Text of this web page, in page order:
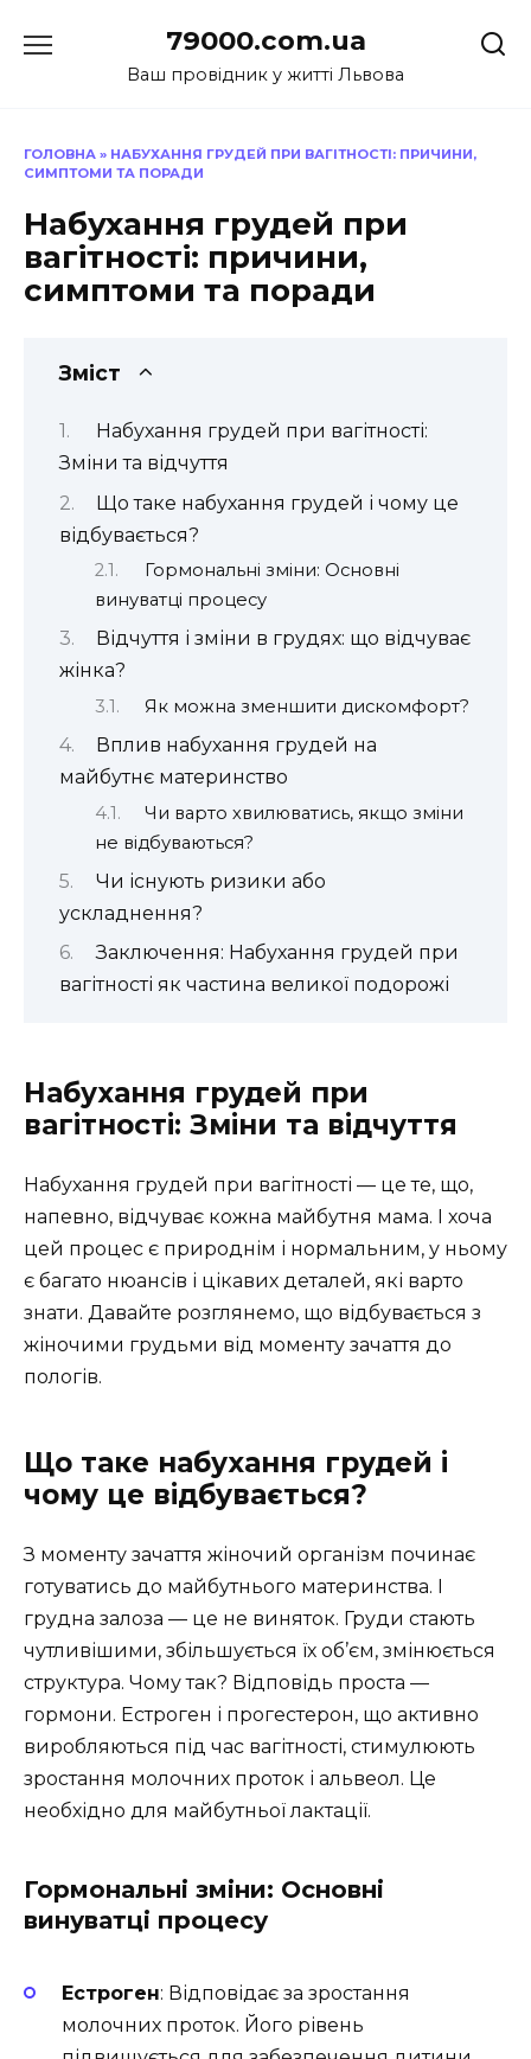
до
79000.com.ua
Ваш провідник у житті Львова
ГОЛОВНА » НАБУХАННЯ ГРУДЕЙ ПРИ ВАГІТНОСТІ: ПРИЧИНИ,
СИМПТОМИ ТА ПОРАДИ
Набухання грудей при
вагітності: причини,
симптоми та поради
Зміст
Набухання грудей при вагітності:
Зміни та відчуття
Що таке набухання грудей і чому це
відбувається?
Гормональні зміни: Основні
винуватці процесу
Відчуття і зміни в грудях: що відчуває
жінка?
Як можна зменшити дискомфорт?
Вплив набухання грудей на
майбутнє материнство
Чи варто хвилюватись, якщо зміни
не відбуваються?
Чи існують ризики або
ускладнення?
Заключення: Набухання грудей при
вагітності як частина великої подорожі
Набухання грудей при
вагітності: Зміни та відчуття
Набухання грудей при вагітності — це те, що,
напевно, відчуває кожна майбутня мама. І хоча
цей процес є природнім і нормальним, у ньому
є багато нюансів і цікавих деталей, які варто
знати. Давайте розглянемо, що відбувається з
жіночими грудьми від моменту зачаття до
пологів.
Що таке набухання грудей і
чому це відбувається?
З моменту зачаття жіночий організм починає
готуватись до майбутнього материнства. І
грудна залоза — це не виняток. Груди стають
чутливішими, збільшується їх об’єм, змінюється
структура. Чому так? Відповідь проста —
гормони. Естроген і прогестерон, що активно
виробляються під час вагітності, стимулюють
зростання молочних проток і альвеол. Це
необхідно для майбутньої лактації.
Гормональні зміни: Основні
винуватці процесу
Естроген: Відповідає за зростання
молочних проток. Його рівень